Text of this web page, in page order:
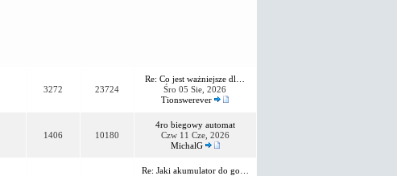
3272 23724
Re: Co jest ważniejsze dl…
Śro 05 Sie, 2026
Tionswerever
1406 10180
4ro biegowy automat
Czw 11 Cze, 2026
MichalG
Re: Jaki akumulator do go…